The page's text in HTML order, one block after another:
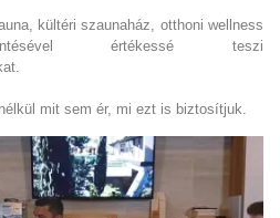
kültéri szaunaház, otthoni wellness
értékessé teszi
mit sem ér, mi ezt is biztosítjuk.